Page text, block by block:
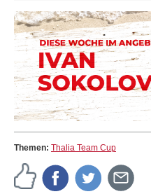
Themen: Thalia Team Cup